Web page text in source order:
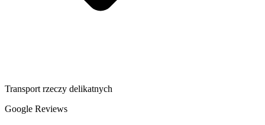
Transport rzeczy delikatnych
Google Reviews